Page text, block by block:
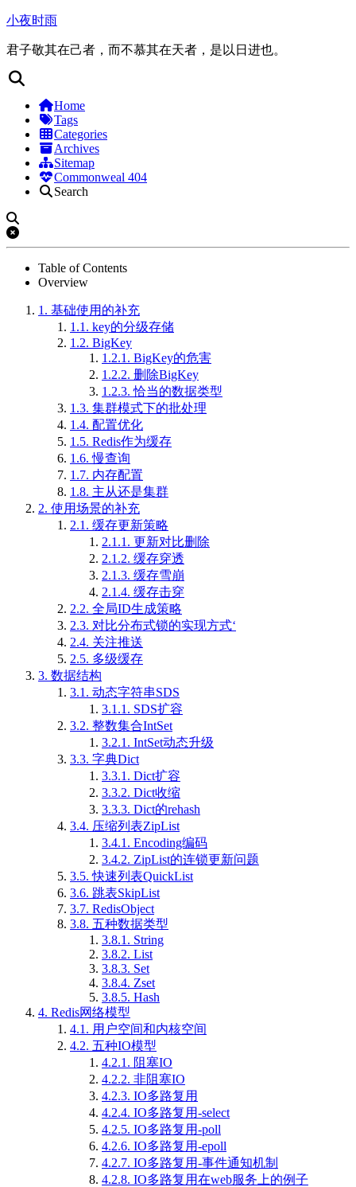
小夜时雨
君子敬其在己者，而不慕其在天者，是以日进也。
Home
Tags
Categories
Archives
Sitemap
Commonweal 404
Search
Table of Contents
Overview
1. 基础使用的补充
1.1. key的分级存储
1.2. BigKey
1.2.1. BigKey的危害
1.2.2. 删除BigKey
1.2.3. 恰当的数据类型
1.3. 集群模式下的批处理
1.4. 配置优化
1.5. Redis作为缓存
1.6. 慢查询
1.7. 内存配置
1.8. 主从还是集群
2. 使用场景的补充
2.1. 缓存更新策略
2.1.1. 更新对比删除
2.1.2. 缓存穿透
2.1.3. 缓存雪崩
2.1.4. 缓存击穿
2.2. 全局ID生成策略
2.3. 对比分布式锁的实现方式‘
2.4. 关注推送
2.5. 多级缓存
3. 数据结构
3.1. 动态字符串SDS
3.1.1. SDS扩容
3.2. 整数集合IntSet
3.2.1. IntSet动态升级
3.3. 字典Dict
3.3.1. Dict扩容
3.3.2. Dict收缩
3.3.3. Dict的rehash
3.4. 压缩列表ZipList
3.4.1. Encoding编码
3.4.2. ZipList的连锁更新问题
3.5. 快速列表QuickList
3.6. 跳表SkipList
3.7. RedisObject
3.8. 五种数据类型
3.8.1. String
3.8.2. List
3.8.3. Set
3.8.4. Zset
3.8.5. Hash
4. Redis网络模型
4.1. 用户空间和内核空间
4.2. 五种IO模型
4.2.1. 阻塞IO
4.2.2. 非阻塞IO
4.2.3. IO多路复用
4.2.4. IO多路复用-select
4.2.5. IO多路复用-poll
4.2.6. IO多路复用-epoll
4.2.7. IO多路复用-事件通知机制
4.2.8. IO多路复用在web服务上的例子